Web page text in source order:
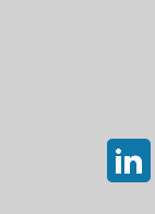
انستغرام